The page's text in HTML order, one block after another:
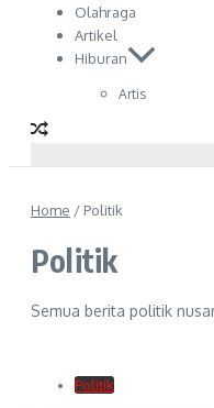
Olahraga
Artikel
Hiburan
Artis
Home / Politik
Politik
Semua berita politik
Politik